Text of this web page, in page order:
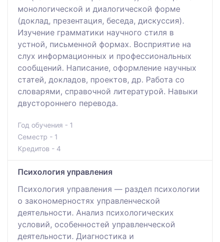
монологической и диалогической форме
(доклад, презентация, беседа, дискуссия).
Изучение грамматики научного стиля в
устной, письменной формах. Восприятие на
слух информационных и профессиональных
сообщений. Написание, оформление научных
статей, докладов, проектов, др. Работа со
словарями, справочной литературой. Навыки
двустороннего перевода.
Год обучения - 1
Семестр - 1
Кредитов - 4
Психология управления
Психология управления — раздел психологии
о закономерностях управленческой
деятельности. Анализ психологических
условий, особенностей управленческой
деятельности. Диагностика и